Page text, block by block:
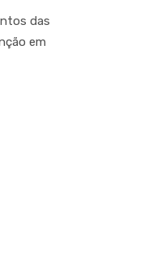
das
em